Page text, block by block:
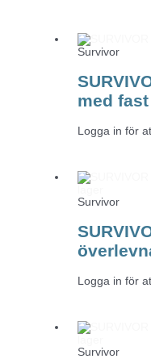
Survivor
med
Logga in för
Survivor
Logga in för
Survivor